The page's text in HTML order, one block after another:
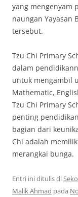
yang mengenyam
naungan Yayasan
tersebut.
Tzu Chi Primary
dalam
untuk mengambil
Mathematic,
Tzu Chi Primary
penting
bagian dari
Chi adalah
merangkai bunga.
Entri ini ditulis di
Malik Ahmad pada